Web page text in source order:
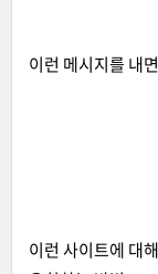
이런 메시지를 내
이런 사이트에 대